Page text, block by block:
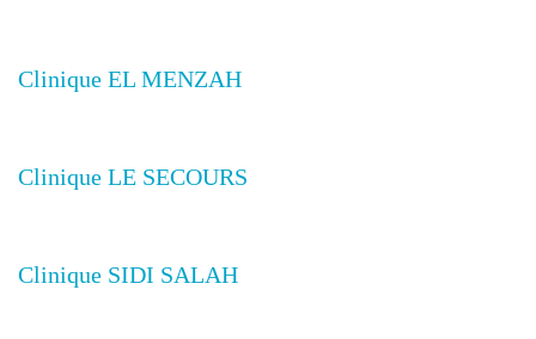
Clinique EL MENZAH
Clinique LE SECOURS
Clinique SIDI SALAH